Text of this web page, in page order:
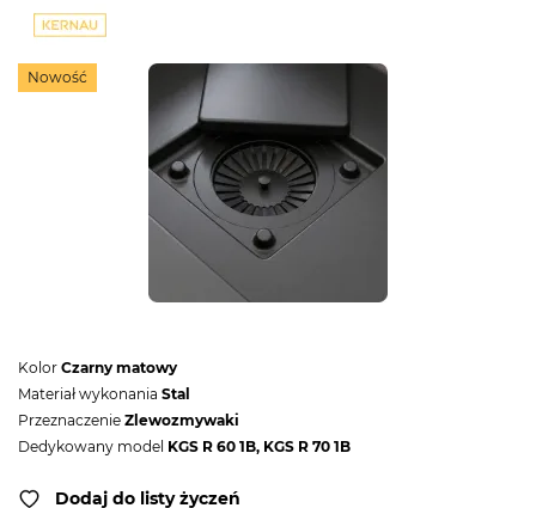
Nowość
Kolor Czarny matowy
Materiał wykonania Stal
Przeznaczenie Zlewozmywaki
Dedykowany model KGS R 60 1B, KGS R 70 1B
Dodaj do listy życzeń